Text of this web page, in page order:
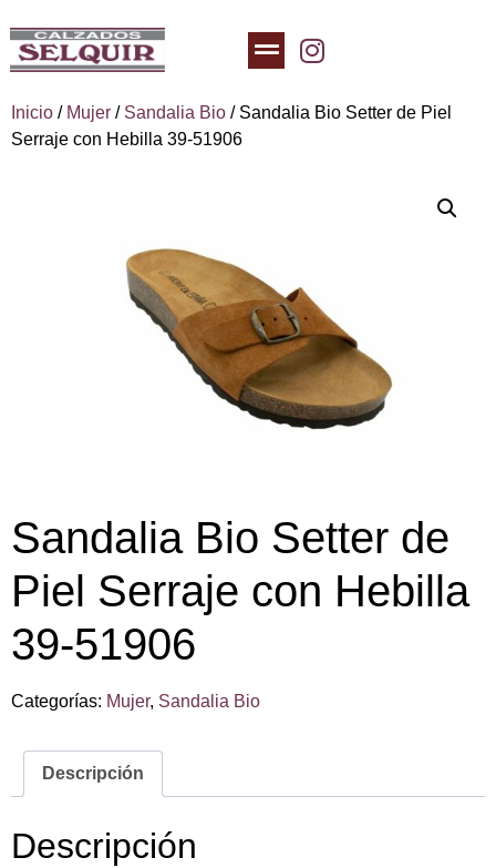
Inicio / Mujer / Sandalia Bio / Sandalia Bio Setter de Piel
Serraje con Hebilla 39-51906
Sandalia Bio Setter de
Piel Serraje con Hebilla
39-51906
Categorías: Mujer, Sandalia Bio
Descripción
Descripción